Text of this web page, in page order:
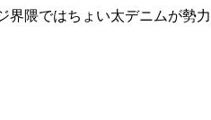
界隈ではちょい太デニムが勢